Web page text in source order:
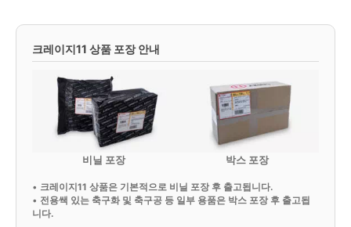
크레이지11 상품 포장 안내
비닐 포장 박스 포장
• 크레이지11 상품은 기본적으로 비닐 포장 후 출고됩니다.
• 전용쌕 있는 축구화 및 축구공 등 일부 용품은 박스 포장 후 출고됩
니다.